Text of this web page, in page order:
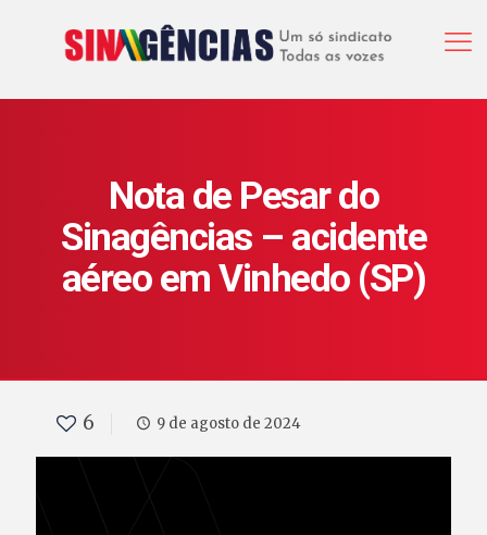
Nota de Pesar do
Sinagências – acidente
aéreo em Vinhedo (SP)
6 9 de agosto de 2024